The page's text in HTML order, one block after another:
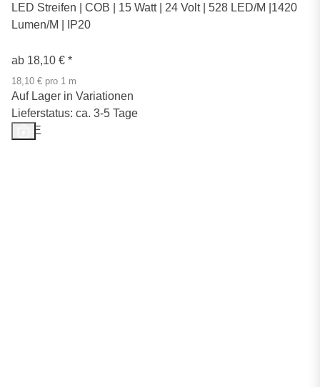
LED Streifen | COB | 15 Watt | 24 Volt | 528 LED/M |1420
Lumen/M | IP20
ab 18,10 € *
18,10 € pro 1 m
Auf Lager in Variationen
Lieferstatus: ca. 3-5 Tage
SALE